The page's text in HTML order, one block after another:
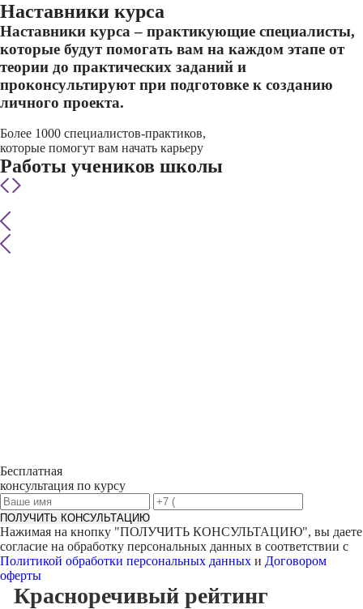
Наставники курса
Наставники курса – практикующие специалисты,
которые будут помогать вам на каждом этапе от
теории до практических заданий и
проконсультируют при подготовке к созданию
личного проекта.
Более 1000 специалистов-практиков,
которые помогут вам начать карьеру
Работы учеников школы
Бесплатная
консультация по курсу
ПОЛУЧИТЬ КОНСУЛЬТАЦИЮ
Нажимая на кнопку "ПОЛУЧИТЬ КОНСУЛЬТАЦИЮ", вы даете
согласие на обработку персональных данных в соответствии с
Политикой обработки персональных данных и Договором
оферты
Красноречивый рейтинг